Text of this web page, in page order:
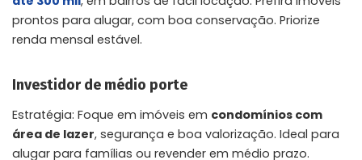
prontos para alugar, com boa conservação. Priorize
renda mensal estável.
Investidor de médio porte
Estratégia: Foque em imóveis em condomínios com
área de lazer, segurança e boa valorização. Ideal para
alugar para famílias ou revender em médio prazo.